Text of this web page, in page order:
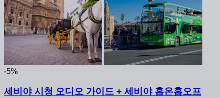
-5%
세비야 시청 오디오 가이드 + 세비야 홉온홉오프